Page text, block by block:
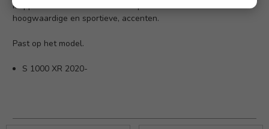
kuippanelen van carbon. De componenten zetten
hoogwaardige en sportieve, accenten.
Past op het model.
S 1000 XR 2020-